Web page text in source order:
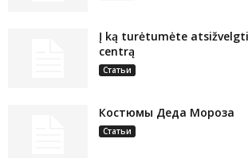
Į ką turėtumėte
centrą
Статьи
Костюмы Деда Мороза
Статьи